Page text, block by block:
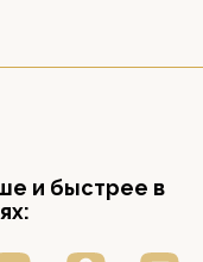
и быстрее в